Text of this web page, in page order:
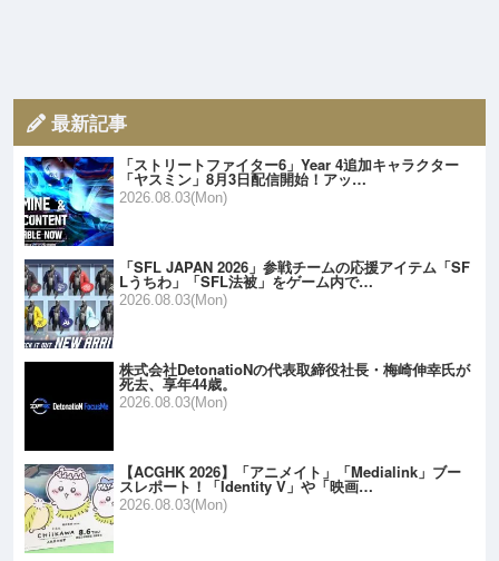
最新記事
「ストリートファイター6」Year 4追加キャラクター
「ヤスミン」8月3日配信開始！アッ…
2026.08.03(Mon)
「SFL JAPAN 2026」参戦チームの応援アイテム「SF
Lうちわ」「SFL法被」をゲーム内で…
2026.08.03(Mon)
株式会社DetonatioNの代表取締役社長・梅崎伸幸氏が
死去、享年44歳。
2026.08.03(Mon)
【ACGHK 2026】「アニメイト」「Medialink」ブー
スレポート！「Identity V」や「映画…
2026.08.03(Mon)